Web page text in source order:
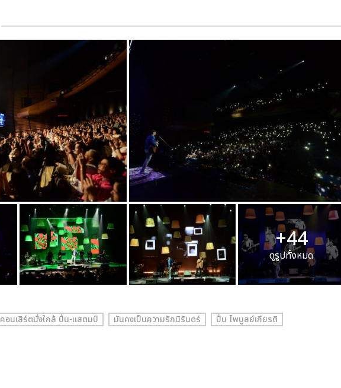
+44
ดูรูปทั้งหมด
คอนเสิร์ตนั่งใกล้ ปั่น-แสตมป์ มันคงเป็นความรักนิรันดร์
ปั่น ไพบูลย์เกียรติ